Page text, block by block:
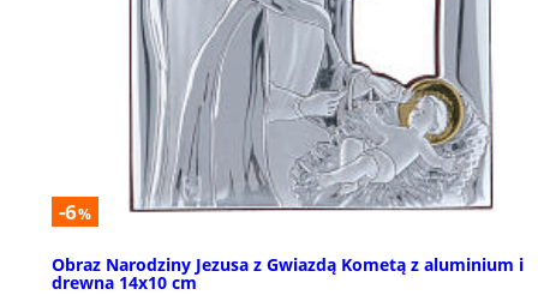
-6%
Obraz Narodziny Jezusa z Gwiazdą Kometą z aluminium i
drewna 14x10 cm